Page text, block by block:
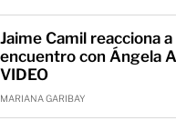
Jaime Camil reacciona
encuentro con Ángela
VIDEO
MARIANA GARIBAY